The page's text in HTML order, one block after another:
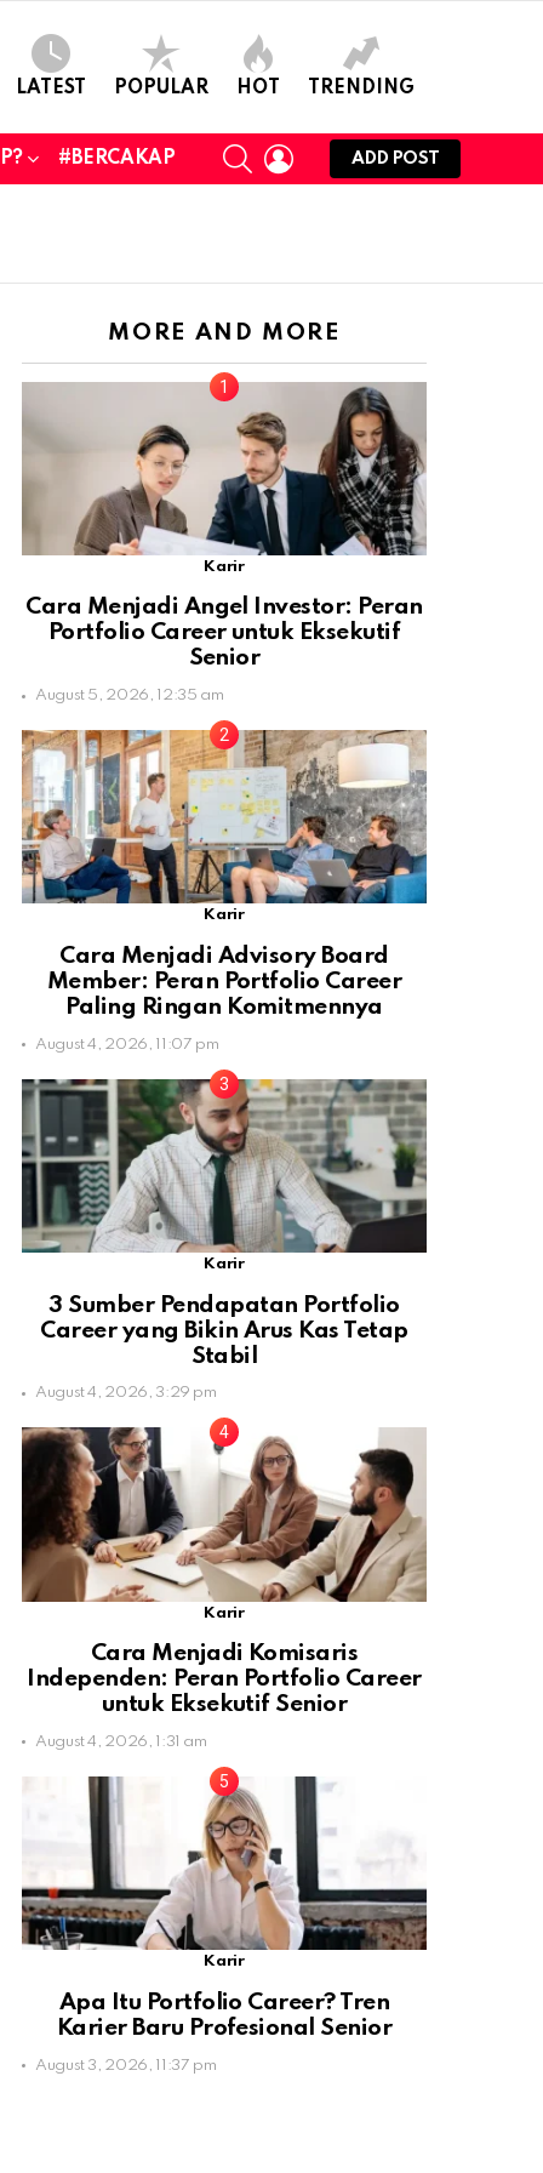
LATEST POPULAR HOT TRENDING
#BERCAKAP
SEARCHLOGIN
ADD POST
MORE AND MORE
Karir
Cara Menjadi Angel Investor: Peran
Portfolio Career untuk Eksekutif
Senior
August 5, 2026, 12:35 am
Karir
Cara Menjadi Advisory Board
Member: Peran Portfolio Career
Paling Ringan Komitmennya
August 4, 2026, 11:07 pm
Karir
3 Sumber Pendapatan Portfolio
Career yang Bikin Arus Kas Tetap
Stabil
August 4, 2026, 3:29 pm
Karir
Cara Menjadi Komisaris
Independen: Peran Portfolio Career
untuk Eksekutif Senior
August 4, 2026, 1:31 am
Karir
Apa Itu Portfolio Career? Tren
Karier Baru Profesional Senior
August 3, 2026, 11:37 pm